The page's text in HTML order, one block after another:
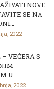
NOVE
SE NA
2022
VEČERA S
U...
2022